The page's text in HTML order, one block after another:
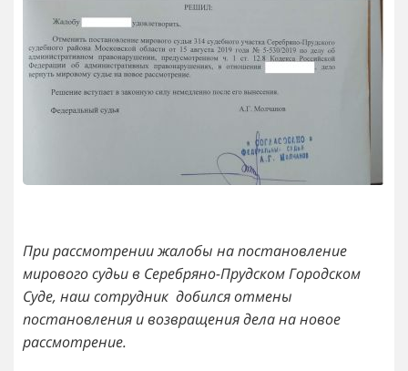
При рассмотрении жалобы на постановление
мирового судьи в Серебряно-Прудском Городском
Суде, наш сотрудник добился отмены
постановления и возвращения дела на новое
рассмотрение.